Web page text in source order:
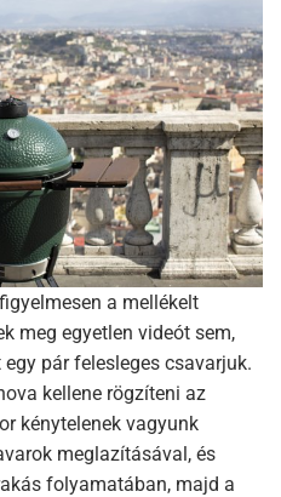
a mellékelt
meg egyetlen videót sem,
pár felesleges csavarjuk.
kellene rögzíteni az
kénytelenek vagyunk
meglazításával, és
folyamatában, majd a